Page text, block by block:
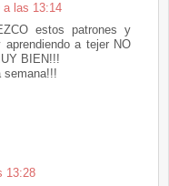
a las 13:14
estos patrones y
a tejer NO
BIEN!!!
semana!!!
13:28